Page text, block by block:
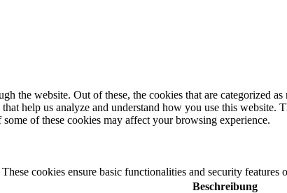
the website. Out of these, the cookies that are categorized
help us analyze and understand how you use this
of these cookies may affect your browsing experience.
cookies ensure basic functionalities and security features
Beschreibung